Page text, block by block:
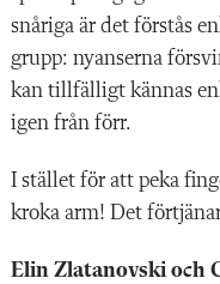
snåriga är det förstås
grupp: nyanserna
kan tillfälligt kännas
igen från förr.
I stället för att peka
kroka arm! Det
Elin Zlatanovski och